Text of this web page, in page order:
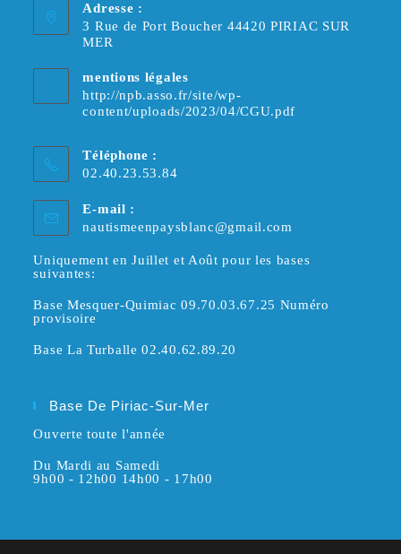
Adresse :
3 Rue de Port Boucher 44420 PIRIAC SUR
MER
mentions légales
http://npb.asso.fr/site/wp-
content/uploads/2023/04/CGU.pdf
Téléphone :
02.40.23.53.84
E-mail :
nautismeenpaysblanc@gmail.com
votre
Uniquement en Juillet et Août pour les bases
suivantes:
Base Mesquer-Quimiac 09.70.03.67.25 Numéro
provisoire
Base La Turballe 02.40.62.89.20
Base De Piriac-Sur-Mer
Ouverte toute l'année
Du Mardi au Samedi
9h00 - 12h00 14h00 - 17h00